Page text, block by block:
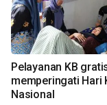
Pelayanan KB
memperingati Hari
Nasional